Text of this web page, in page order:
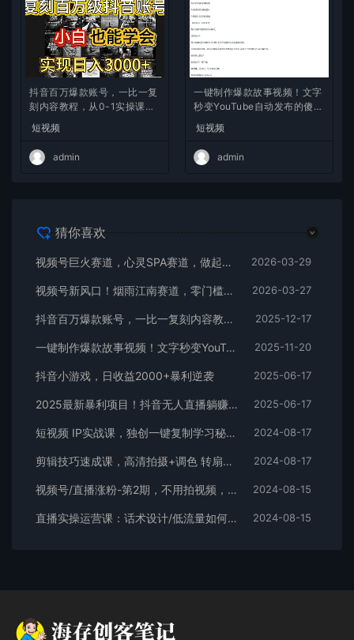
抖音百万爆款账号，一比一复
刻内容教程，从0-1实操课，
入10w+
短视频
admin
一键制作爆款故事视频！文字
秒变YouTube自动发布的傻瓜
短视频
admin
猜你喜欢
视频号巨火赛道，心灵SPA赛道，做起来超简单，每天收益800+ 2026-03-29
视频号新风口！烟雨江南赛道，零门槛日入 500+ 2026-03-27
抖音百万爆款账号，一比一复刻内容教程，从0-1实操课，小白也能学会，复制爆款，月入10w+ 2025-12-17
一键制作爆款故事视频！文字秒变YouTube自动发布的傻瓜式教程 2025-11-20
抖音小游戏，日收益2000+暴利逆袭 2025-06-17
2025最新暴利项目！抖音无人直播躺赚攻略！抖音无人直播3.0玩法！0门槛… 2025-06-17
短视频 IP实战课，独创一键复制学习秘籍，转战新领域，月赚五万轻松行 2024-08-17
剪辑技巧速成课，高清拍摄+调色 转扇子，建筑-抠图精通，新手秒变剪辑专家 2024-08-17
视频号/直播涨粉-第2期，不用拍视频，不用卖货，在直播间做菜，就可以搞钱 2024-08-15
直播实操运营课：话术设计/低流量如何提升/话术框架/全场燃爆/非常干货 2024-08-15